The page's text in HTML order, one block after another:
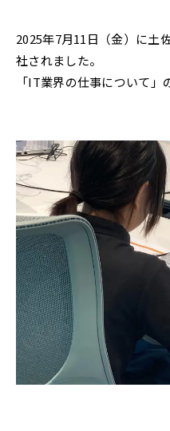
2025年7月11日（金）に土
社されました。
「IT業界の仕事について」